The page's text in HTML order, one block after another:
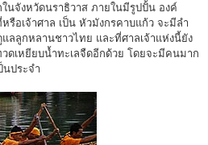
นจังหวัดนราธิวาส ภายในมีรูปปั้น องค์
รือเจ้าศาล เป็น หัวมังกรคาบแก้ว จะมีลำ
ลลูกหลานชาวไทย และที่ศาลเจ้าแห่งนี้ยัง
ดเหยียบน้ำทะเลจืดอีกด้วย โดยจะมีคนมาก
นประจำ